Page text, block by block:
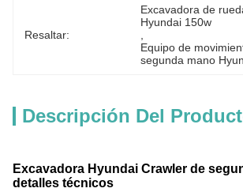
Resaltar:
Excavadora de
Hyundai 150w
Equipo de
segunda mano
Descripción Del
Excavadora Hyundai Crawler de
detalles técnicos